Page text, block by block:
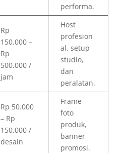
performa.
Rp
150.000 –
Rp
500.000 /
jam
Host
profesion
al, setup
studio,
dan
peralatan.
Rp 50.000
– Rp
150.000 /
desain
Frame
foto
produk,
banner
promosi.